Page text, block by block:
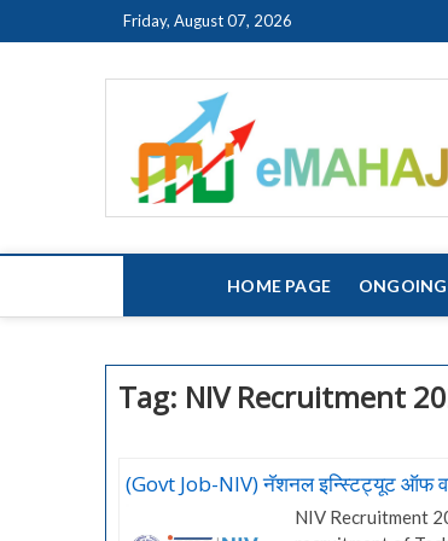
to
Friday, August 07, 2026
HOME PAGE
Tag: NIV Recruitment
(Govt Job-NIV) नॅशनल इन्स्टिट्यूट ऑफ
NIV Recruitment